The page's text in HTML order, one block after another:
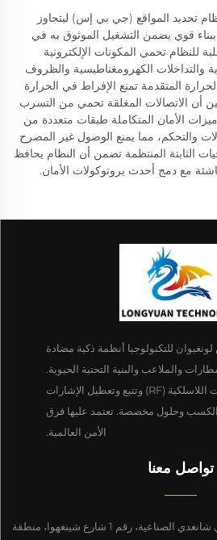
تحديد المواقع (جي بي إس) ليتجاوز
قوي يضمن التشغيل الموثوق به في
للنظام تحمي المكونات الإلكترونية
والتداخلات الكهرومغناطيسية والظروف
المتقدمة تمنع الإفراط في الحرارة
أن الاتصالات المغلقة تحمي من التسرب
الأمان المتكاملة طبقات متعددة من
والتحكم، مما يمنع الوصول غير المصرح
الثابتة المنتظمة تضمن أن النظام يحافظ
مع دمج أحدث بروتوكولات الأمان.
للتكنولوجيا أنظمة ذكية مضادة
والملاعب والبنية التحتية الحيوية.
كشف فوري للإشارات اللاسلكية (RF) وتتبع وتعطيل الإشارات
الكسب وحلول مخصصة. تعتمد عليها فرق
الأمن العالمية.
تواصل معنا
مبنى A، حديقة كاي شانغدي الصناعية، رقم 1 شارع شينغهوا، منطقة